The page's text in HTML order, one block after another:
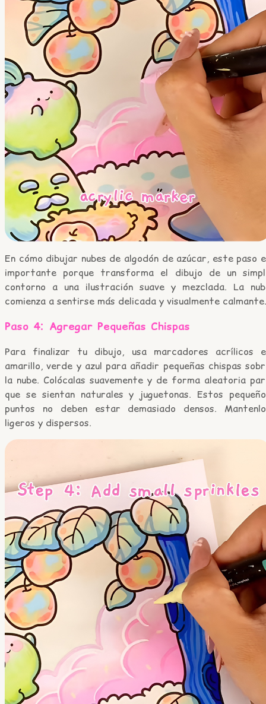
En cómo dibujar nubes de algodón de azúcar, este paso
importante porque transforma el dibujo de un
contorno a una ilustración suave y mezclada. La
comienza a sentirse más delicada y visualmente calmante.
Paso 4: Agregar Pequeñas Chispas
Para finalizar tu dibujo, usa marcadores acrílicos
amarillo, verde y azul para añadir pequeñas chispas
la nube. Colócalas suavemente y de forma aleatoria
que se sientan naturales y juguetonas. Estos
puntos no deben estar demasiado densos.
ligeros y dispersos.